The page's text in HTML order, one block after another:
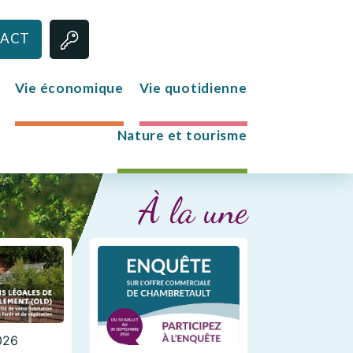
Jeunesse
Le club des jeunes
Mission Locale
Vie économique Vie quotidienne
Nature et tourisme
À la une